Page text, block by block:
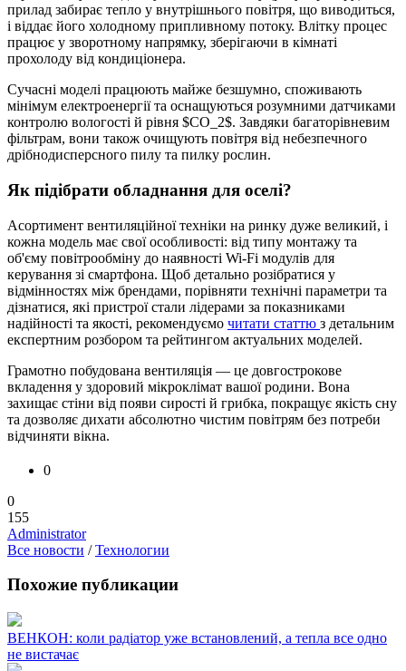
прилад забирає тепло у внутрішнього повітря, що виводиться,
і віддає його холодному припливному потоку. Влітку процес
працює у зворотному напрямку, зберігаючи в кімнаті
прохолоду від кондиціонера.
Сучасні моделі працюють майже безшумно, споживають
мінімум електроенергії та оснащуються розумними датчиками
контролю вологості й рівня $CO_2$. Завдяки багаторівневим
фільтрам, вони також очищують повітря від небезпечного
дрібнодисперсного пилу та пилку рослин.
Як підібрати обладнання для оселі?
Асортимент вентиляційної техніки на ринку дуже великий, і
кожна модель має свої особливості: від типу монтажу та
об'єму повітрообміну до наявності Wi-Fi модулів для
керування зі смартфона. Щоб детально розібратися у
відмінностях між брендами, порівняти технічні параметри та
дізнатися, які пристрої стали лідерами за показниками
надійності та якості, рекомендуємо читати статтю з детальним
експертним розбором та рейтингом актуальних моделей.
Грамотно побудована вентиляція — це довгострокове
вкладення у здоровий мікроклімат вашої родини. Вона
захищає стіни від появи сирості й грибка, покращує якість сну
та дозволяє дихати абсолютно чистим повітрям без потреби
відчиняти вікна.
0
0
155
Administrator
Все новости /Технологии
Похожие публикации
ВЕНКОН: коли радіатор уже встановлений, а тепла все одно
не вистачає